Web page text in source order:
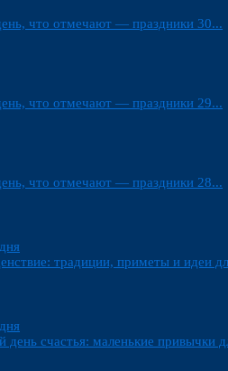
что отмечают — праздники 30...
что отмечают — праздники 29...
что отмечают — праздники 28...
традиции, приметы и идеи
счастья: маленькие привычки